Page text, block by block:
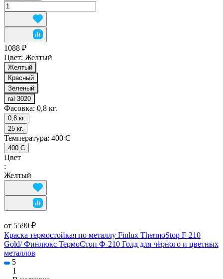
1088 ₽
Цвет: Желтый
Желтый
Красный
Зеленый
ral 3020
Фасовка: 0,8 кг.
0,8 кг.
25 кг.
Температура: 400 С
400 С
Цвет
:
Желтый
от 5590 ₽
Краска термостойкая по металлу Finlux ThermoStop F-210
Gold/ Финлюкс ТермоСтоп Ф-210 Голд для чёрного и цветных
металлов
5
1